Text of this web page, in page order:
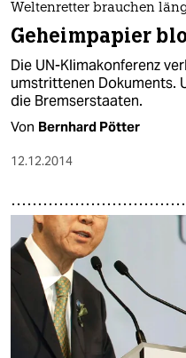
Weltenretter brauchen
Geheimpapier
Die UN-Klimakonferenz
umstrittenen Dokuments.
die Bremserstaaten.
Von Bernhard Pötter
12.12.2014